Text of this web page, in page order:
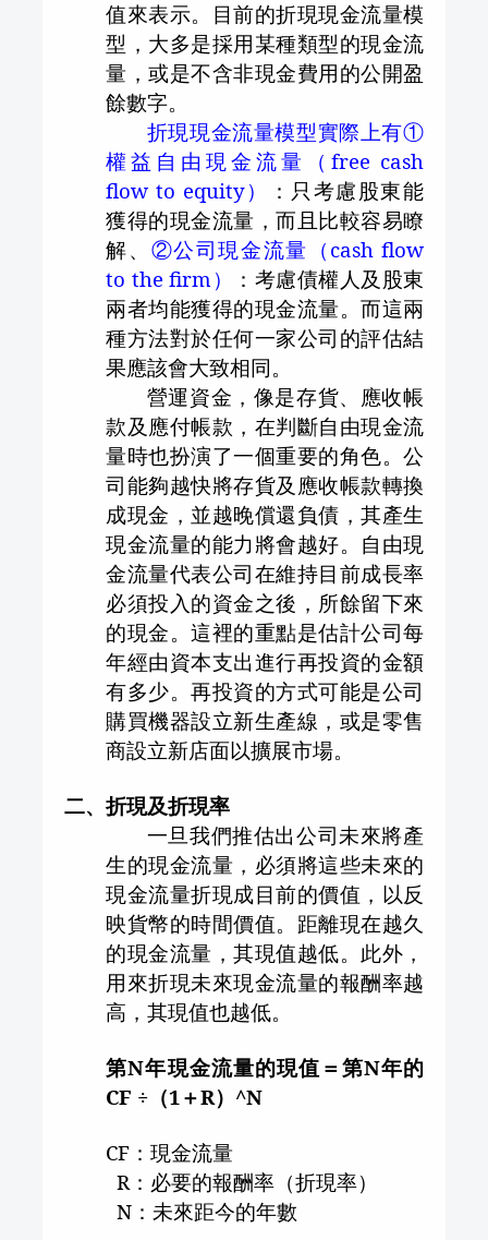
值來表示。目前的折現現金流量模
型，大多是採用某種類型的現金流
量，或是不含非現金費用的公開盈
餘數字。
折現現金流量模型實際上有①
權益自由現金流量（free cash
flow to equity）
：只考慮股東能
獲得的現金流量，而且比較容易瞭
解、 ②公司現金流量（ cash flow
to the firm）
：考慮債權人及股東
兩者均能獲得的現金流量。而這兩
種方法對於任何一家公司的評估結
果應該會大致相同。
營運資金，像是存貨、應收帳
款及應付帳款，在判斷自由現金流
量時也扮演了一個重要的角色。公
司能夠越快將存貨及應收帳款轉換
成現金，並越晚償還負債，其產生
現金流量的能力將會越好。自由現
金流量代表公司在維持目前成長率
必須投入的資金之後，所餘留下來
的現金。這裡的重點是估計公司每
年經由資本支出進行再投資的金額
有多少。再投資的方式可能是公司
購買機器設立新生產線，或是零售
商設立新店面以擴展市場。
二、折現及折現率
一旦我們推估出公司未來將產
生的現金流量，必須將這些未來的
現金流量折現成目前的價值，以反
映貨幣的時間價值。距離現在越久
的現金流量，其現值越低。此外，
用來折現未來現金流量的報酬率越
高，其現值也越低。
第N年現金流量的現值＝第N年的
CF ÷（1＋R） ^N
CF ：現金流量
R：必要的報酬率（折現率）
N ：未來距今的年數